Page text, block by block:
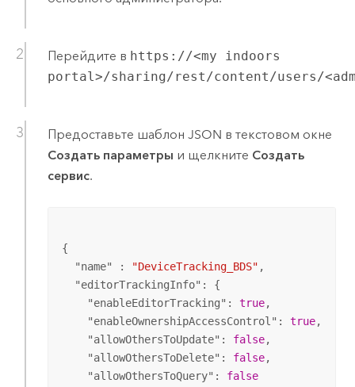
Перейдите в https://<my indoors
portal>/sharing/rest/content/users/
Предоставьте шаблон JSON в текстовом окне
Создать параметры и щелкните Создать
сервис.
{
  "
name" : "DeviceTracking_BDS" ,
  "
editorTrackingInfo": {
    "
enableEditorTracking": true,
    "
enableOwnershipAccessControl": true,
    "
allowOthersToUpdate": false,
    "
allowOthersToDelete": false,
    "
allowOthersToQuery": false